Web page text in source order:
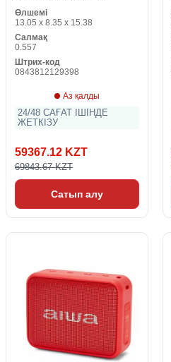
Өлшемі
13.05 x 8.35 x 15.38
Салмақ
0.557
Штрих-код
0843812129398
Аз қалды
24/48 САҒАТ ІШІНДЕ
ЖЕТКІЗУ
59367.12 KZT
69843.67 KZT
Сатып алу